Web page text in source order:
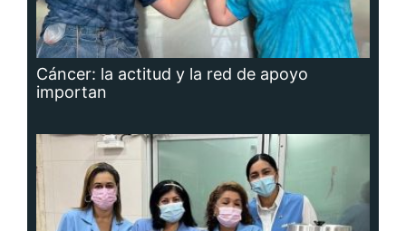
Cáncer: la actitud y la red de apoyo
importan